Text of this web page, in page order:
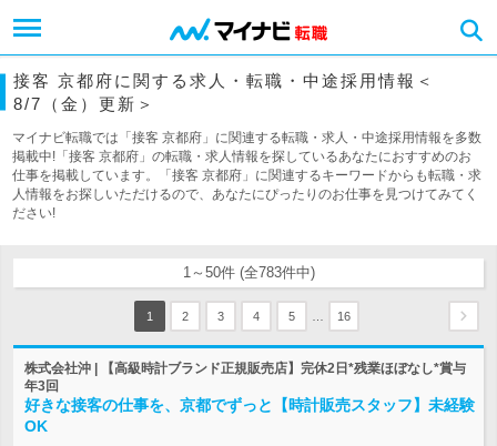
接客 京都府に関する求人・転職・中途採用情報＜
8/7（金）更新＞
マイナビ転職では「接客 京都府」に関連する転職・求人・中途採用情報を多数
掲載中!「接客 京都府」の転職・求人情報を探しているあなたにおすすめのお
仕事を掲載しています。「接客 京都府」に関連するキーワードからも転職・求
人情報をお探しいただけるので、あなたにぴったりのお仕事を見つけてみてく
ださい!
1～50件 (全783件中)
1 2 3 4 5 16
株式会社沖 | 【高級時計ブランド正規販売店】完休2日*残業ほぼなし*賞与
年3回
好きな接客の仕事を、京都でずっと【時計販売スタッフ】未経験
OK